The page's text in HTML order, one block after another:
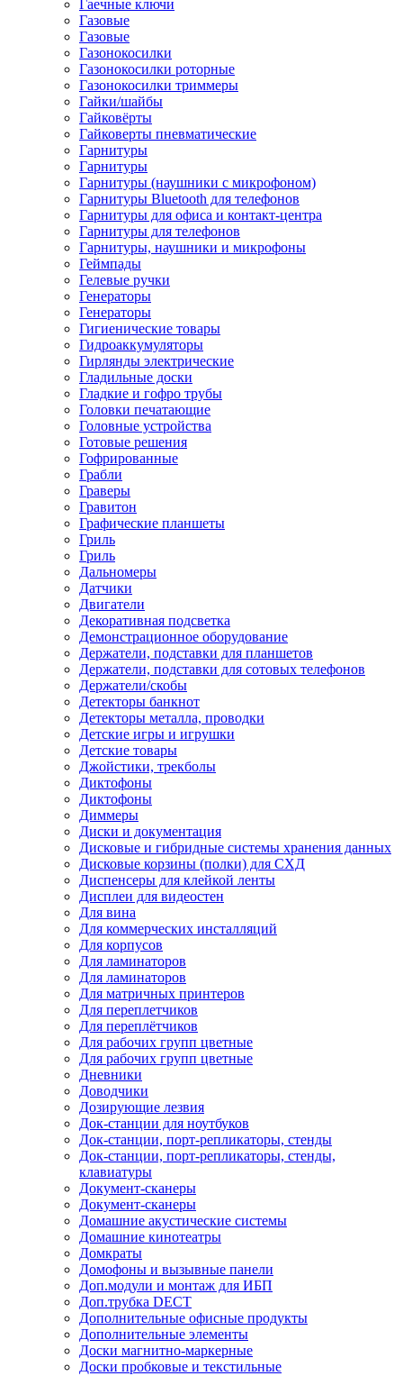
Гаечные ключи
Газовые
Газовые
Газонокосилки
Газонокосилки роторные
Газонокосилки триммеры
Гайки/шайбы
Гайковёрты
Гайковерты пневматические
Гарнитуры
Гарнитуры
Гарнитуры (наушники с микрофоном)
Гарнитуры Bluetooth для телефонов
Гарнитуры для офиса и контакт-центра
Гарнитуры для телефонов
Гарнитуры, наушники и микрофоны
Геймпады
Гелевые ручки
Генераторы
Генераторы
Гигиенические товары
Гидроаккумуляторы
Гирлянды электрические
Гладильные доски
Гладкие и гофро трубы
Головки печатающие
Головные устройства
Готовые решения
Гофрированные
Грабли
Граверы
Гравитон
Графические планшеты
Гриль
Гриль
Дальномеры
Датчики
Двигатели
Декоративная подсветка
Демонстрационное оборудование
Держатели, подставки для планшетов
Держатели, подставки для сотовых телефонов
Держатели/скобы
Детекторы банкнот
Детекторы металла, проводки
Детские игры и игрушки
Детские товары
Джойстики, трекболы
Диктофоны
Диктофоны
Диммеры
Диски и документация
Дисковые и гибридные системы хранения данных
Дисковые корзины (полки) для СХД
Диспенсеры для клейкой ленты
Дисплеи для видеостен
Для вина
Для коммерческих инсталляций
Для корпусов
Для ламинаторов
Для ламинаторов
Для матричных принтеров
Для переплетчиков
Для переплётчиков
Для рабочих групп цветные
Для рабочих групп цветные
Дневники
Доводчики
Дозирующие лезвия
Док-станции для ноутбуков
Док-станции, порт-репликаторы, стенды
Док-станции, порт-репликаторы, стенды,
клавиатуры
Документ-сканеры
Документ-сканеры
Домашние акустические системы
Домашние кинотеатры
Домкраты
Домофоны и вызывные панели
Доп.модули и монтаж для ИБП
Доп.трубка DECT
Дополнительные офисные продукты
Дополнительные элементы
Доски магнитно-маркерные
Доски пробковые и текстильные